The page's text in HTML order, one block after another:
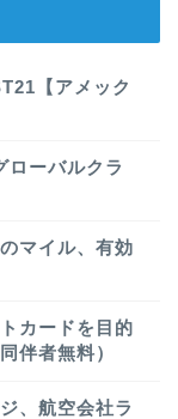
【アメック
ローバルクラ
マイル、有効
カードを目的
伴者無料）
、航空会社ラ